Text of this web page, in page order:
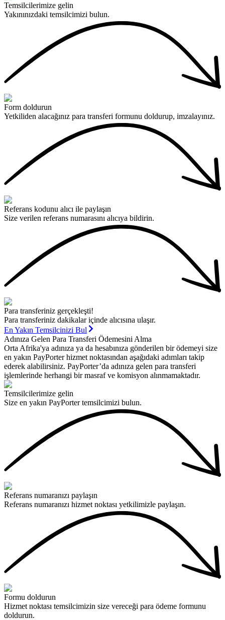
Temsilcilerimize gelin
Yakınınızdaki temsilcimizi bulun.
Form doldurun
Yetkiliden alacağınız para transferi formunu doldurup, imzalayınız.
Referans kodunu alıcı ile paylaşın
Size verilen referans numarasını alıcıya bildirin.
Para transferiniz gerçekleşti!
Para transferiniz dakikalar içinde alıcısına ulaşır.
En Yakın Temsilcinizi Bul
Adınıza Gelen Para Transferi Ödemesini Alma
Orta Afrika'ya adınıza ya da hesabınıza gönderilen bir ödemeyi size
en yakın PayPorter hizmet noktasından aşağıdaki adımları takip
ederek alabilirsiniz. PayPorter’da adınıza gelen para transferi
işlemlerinde herhangi bir masraf ve komisyon alınmamaktadır.
Temsilcilerimize gelin
Size en yakın PayPorter temsilcimizi bulun.
Referans numaranızı paylaşın
Referans numaranızı hizmet noktası yetkilimizle paylaşın.
Formu doldurun
Hizmet noktası temsilcimizin size vereceği para ödeme formunu
doldurun.